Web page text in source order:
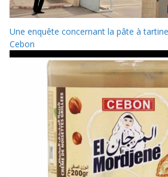
Une enquête concernant la pâte à
Cebon